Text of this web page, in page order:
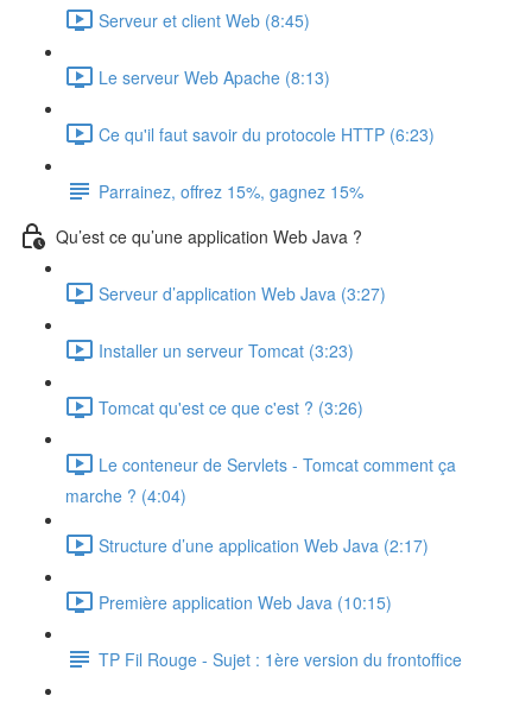
Serveur et client Web (8:45)
Le serveur Web Apache (8:13)
Ce qu'il faut savoir du protocole HTTP (6:23)
Parrainez, offrez 15%, gagnez 15%
Qu’est ce qu’une application Web Java ?
Serveur d’application Web Java (3:27)
Installer un serveur Tomcat (3:23)
Tomcat qu'est ce que c'est ? (3:26)
Le conteneur de Servlets - Tomcat comment ça
marche ? (4:04)
Structure d’une application Web Java (2:17)
Première application Web Java (10:15)
TP Fil Rouge - Sujet : 1ère version du frontoffice